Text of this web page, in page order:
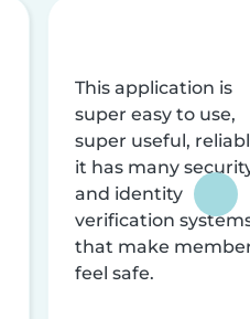
This application is
super easy to use,
super useful,
it has many
and identity
verification
that make
feel safe.